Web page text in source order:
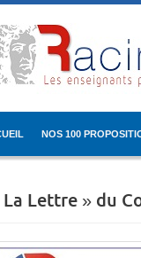
NOS 100
La Lettre » du